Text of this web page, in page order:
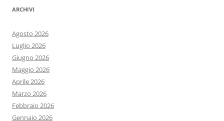
ARCHIVI
Agosto 2026
Luglio 2026
Giugno 2026
Maggio 2026
Aprile 2026
Marzo 2026
Febbraio 2026
Gennaio 2026